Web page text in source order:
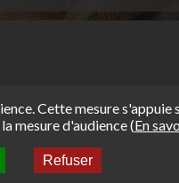
Cette mesure s'appuie
mesure d'audience (En
Refuser